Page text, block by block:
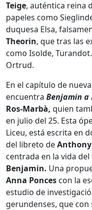
Teige, auténtica reina
papeles como
duquesa Elsa,
Theorin, que tras las
como Isolde,
Ortrud.
En el capítulo de
encuentra Benjamin a
Ros-Marbà, quien
en julio del 25. Esta
Liceu, está escrita en
del libreto de
centrada en la vida
Benjamin. Una
Anna Ponces con la
estudio de
gerundenses, que